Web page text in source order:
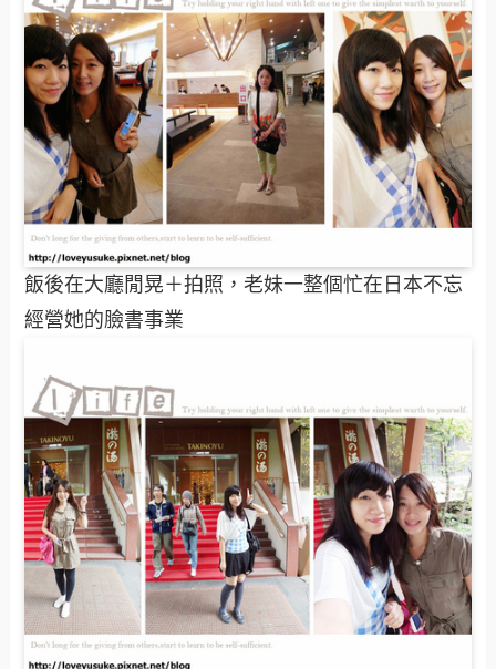
飯後在大廳閒晃＋拍照，老妹一整個忙在日本不忘
經營她的臉書事業